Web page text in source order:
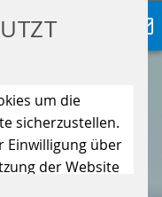
um die
sicherzustellen.
Einwilligung über
der Website
zu